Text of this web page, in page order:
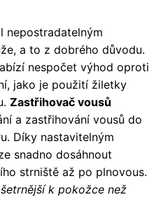
nepostradatelným
a to z dobrého důvodu.
nespočet výhod oproti
jako je použití žiletky
Zastřihovač vousů
a zastřihování vousů do
Díky nastavitelným
snadno dosáhnout
strniště až po plnovous.
k pokožce než